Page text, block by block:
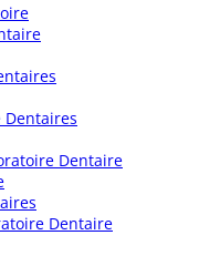
Dentaires
Dentaire
Dentaire